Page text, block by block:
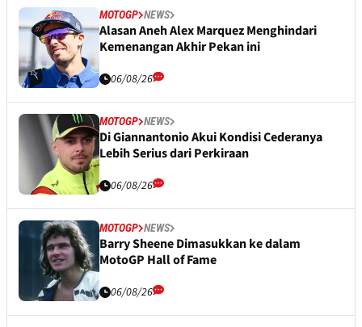
MOTOGP NEWS
Alasan Aneh Alex Marquez Menghindari
Kemenangan Akhir Pekan ini
06/08/26
MOTOGP NEWS
Di Giannantonio Akui Kondisi Cederanya
Lebih Serius dari Perkiraan
06/08/26
MOTOGP NEWS
Barry Sheene Dimasukkan ke dalam
MotoGP Hall of Fame
06/08/26